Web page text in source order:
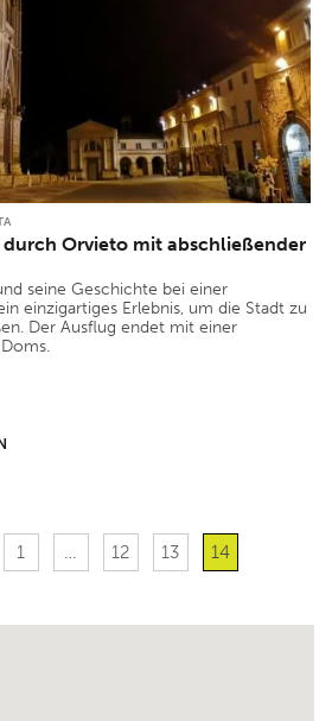
Orvieto mit abschließender
seine Geschichte bei einer
einzigartiges Erlebnis, um die Stadt zu
Der Ausflug endet mit einer
1 … 12 13 14